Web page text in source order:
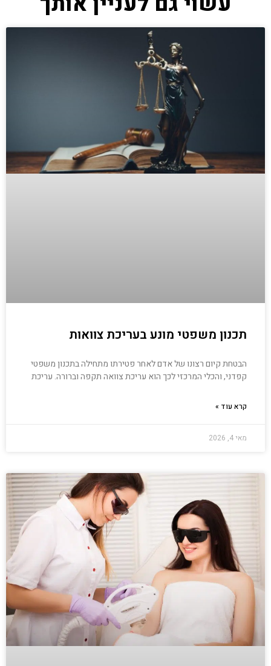
תכנון משפטי מונע בעריכת צוואות
הבטחת קיום רצונו של אדם לאחר פטירתו מתחילה בתכנון משפטי
קפדני, והכלי המרכזי לכך הוא עריכת צוואה תקפה וברורה. עריכת
קרא עוד »
מאי 4, 2026